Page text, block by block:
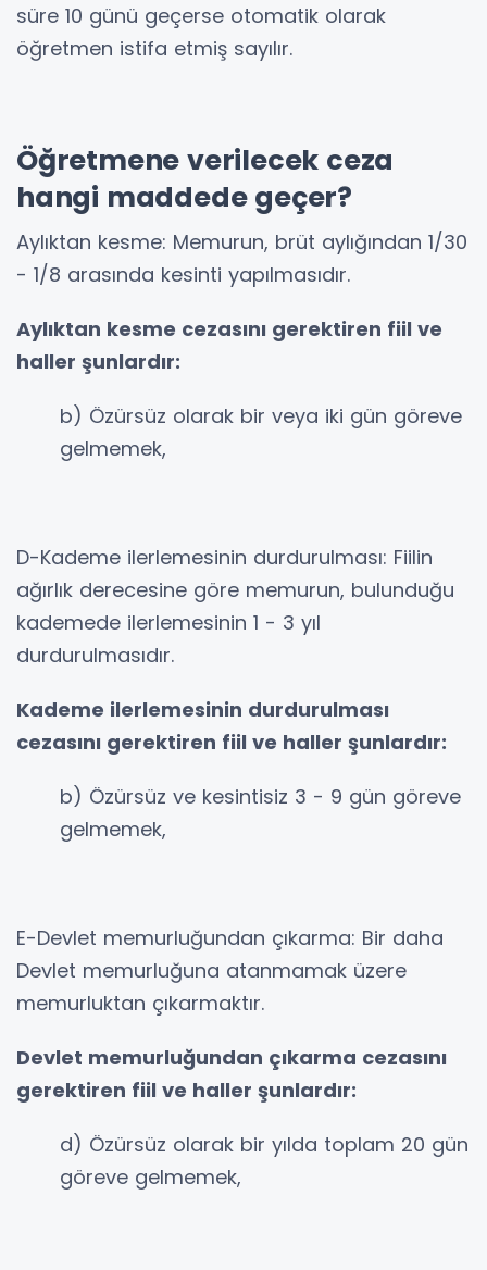
süre 10 günü geçerse otomatik olarak
öğretmen istifa etmiş sayılır.
Öğretmene verilecek ceza
hangi maddede geçer?
Aylıktan kesme: Memurun, brüt aylığından 1/30
- 1/8 arasında kesinti yapılmasıdır.
Aylıktan kesme cezasını gerektiren fiil ve
haller şunlardır:
b) Özürsüz olarak bir veya iki gün göreve
gelmemek,
D-Kademe ilerlemesinin durdurulması: Fiilin
ağırlık derecesine göre memurun, bulunduğu
kademede ilerlemesinin 1 - 3 yıl
durdurulmasıdır.
Kademe ilerlemesinin durdurulması
cezasını gerektiren fiil ve haller şunlardır:
b) Özürsüz ve kesintisiz 3 - 9 gün göreve
gelmemek,
E-Devlet memurluğundan çıkarma: Bir daha
Devlet memurluğuna atanmamak üzere
memurluktan çıkarmaktır.
Devlet memurluğundan çıkarma cezasını
gerektiren fiil ve haller şunlardır:
d) Özürsüz olarak bir yılda toplam 20 gün
göreve gelmemek,